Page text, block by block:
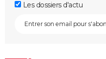
Les dossiers d'actu